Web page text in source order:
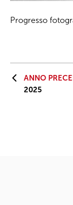
Progresso
ANNO
2025